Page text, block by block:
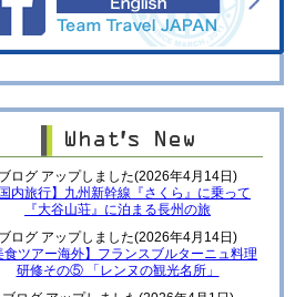
ブログ アップしました(2026年4月14日)
国内旅行】九州新幹線『さくら』に乗って
『大谷山荘』に泊まる長州の旅
ブログ アップしました(2026年4月14日)
食ツアー海外】フランスブルターニュ料理
研修その⑤ 「レンヌの観光名所」